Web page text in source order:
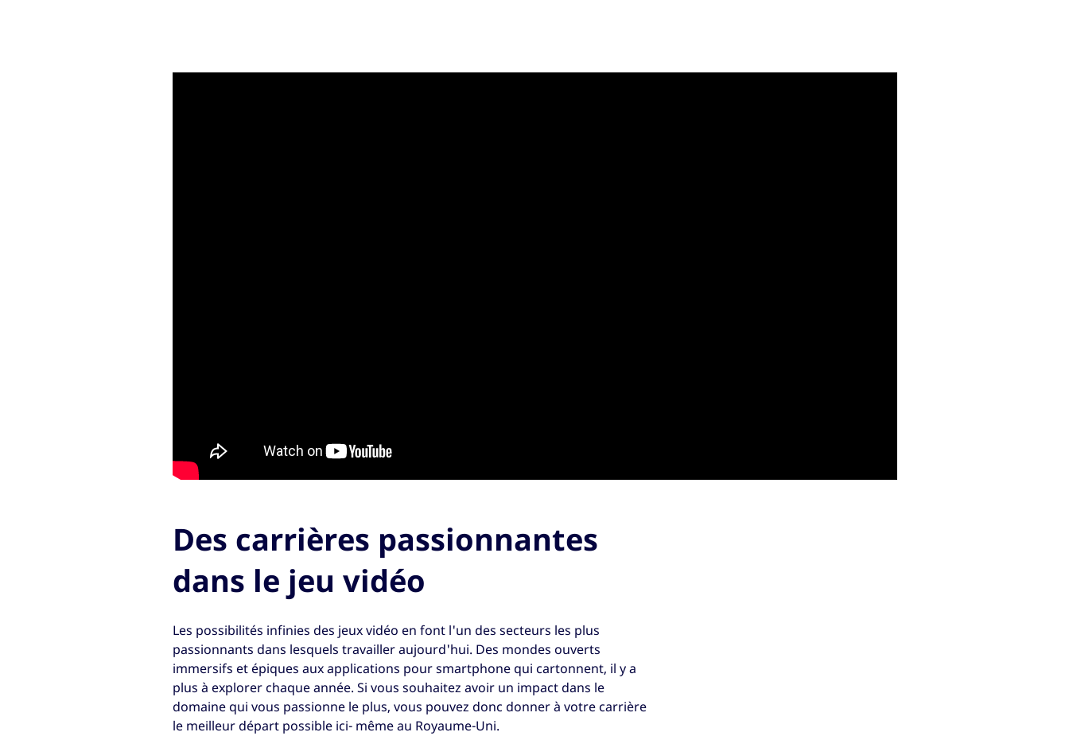
Des carrières passionnantes
dans le jeu vidéo
Les possibilités infinies des jeux vidéo en font l'un des secteurs les plus
passionnants dans lesquels travailler aujourd'hui. Des mondes ouverts
immersifs et épiques aux applications pour smartphone qui cartonnent, il y a
plus à explorer chaque année. Si vous souhaitez avoir un impact dans le
domaine qui vous passionne le plus, vous pouvez donc donner à votre carrière
le meilleur départ possible ici- même au Royaume-Uni.